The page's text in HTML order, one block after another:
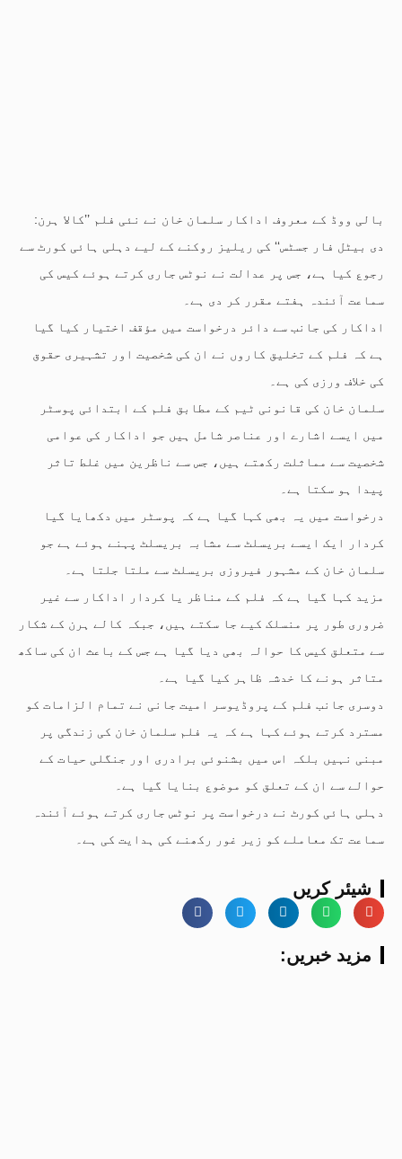
بالی ووڈ کے معروف اداکار سلمان خان نے نئی فلم ’’کالا ہرن:
دی بیٹل فار جسٹس‘‘ کی ریلیز روکنے کے لیے دہلی ہائی کورٹ سے
رجوع کیا ہے، جس پر عدالت نے نوٹس جاری کرتے ہوئے کیس کی
سماعت آئندہ ہفتے مقرر کر دی ہے۔
اداکار کی جانب سے دائر درخواست میں مؤقف اختیار کیا گیا
ہے کہ فلم کے تخلیق کاروں نے ان کی شخصیت اور تشہیری حقوق
کی خلاف ورزی کی ہے۔
سلمان خان کی قانونی ٹیم کے مطابق فلم کے ابتدائی پوسٹر
میں ایسے اشارے اور عناصر شامل ہیں جو اداکار کی عوامی
شخصیت سے مماثلت رکھتے ہیں، جس سے ناظرین میں غلط تاثر
پیدا ہو سکتا ہے۔
درخواست میں یہ بھی کہا گیا ہے کہ پوسٹر میں دکھایا گیا
کردار ایک ایسے بریسلٹ سے مشابہ بریسلٹ پہنے ہوئے ہے جو
سلمان خان کے مشہور فیروزی بریسلٹ سے ملتا جلتا ہے۔
مزید کہا گیا ہے کہ فلم کے مناظر یا کردار اداکار سے غیر
ضروری طور پر منسلک کیے جا سکتے ہیں، جبکہ کالے ہرن کے شکار
سے متعلق کیس کا حوالہ بھی دیا گیا ہے جس کے باعث ان کی ساکھ
متاثر ہونے کا خدشہ ظاہر کیا گیا ہے۔
دوسری جانب فلم کے پروڈیوسر امیت جانی نے تمام الزامات کو
مسترد کرتے ہوئے کہا ہے کہ یہ فلم سلمان خان کی زندگی پر
مبنی نہیں بلکہ اس میں بشنوئی برادری اور جنگلی حیات کے
حوالے سے ان کے تعلق کو موضوع بنایا گیا ہے۔
دہلی ہائی کورٹ نے درخواست پر نوٹس جاری کرتے ہوئے آئندہ
سماعت تک معاملے کو زیر غور رکھنے کی ہدایت کی ہے۔
شیئر کریں
:مزید خبریں